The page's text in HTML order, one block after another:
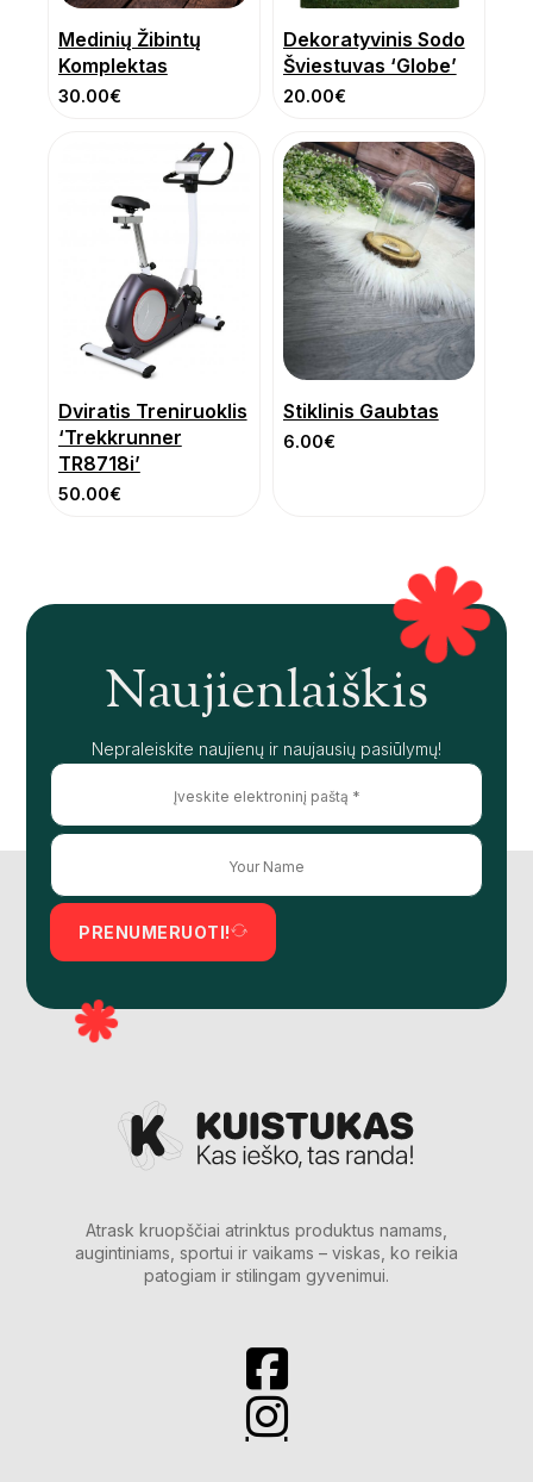
Medinių Žibintų
Komplektas
30.00€
Dekoratyvinis Sodo
Šviestuvas ‘Globe’
20.00€
Dviratis Treniruoklis
‘Trekkrunner
TR8718i’
50.00€
Stiklinis Gaubtas
6.00€
Naujienlaiškis
Nepraleiskite naujienų ir naujausių pasiūlymų!
PRENUMERUOTI!
Atrask kruopščiai atrinktus produktus namams,
augintiniams, sportui ir vaikams – viskas, ko reikia
patogiam ir stilingam gyvenimui.